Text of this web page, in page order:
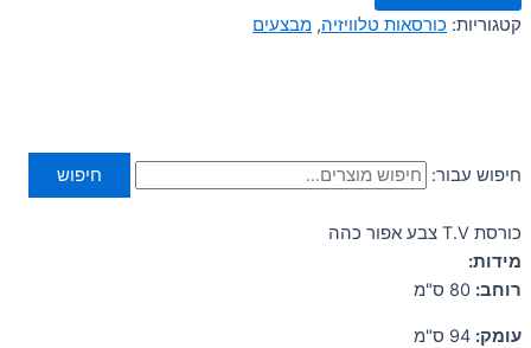
קטגוריות: כורסאות טלוויזיה, מבצעים
חיפוש עבור: חיפוש
כורסת T.V צבע אפור כהה
מידות:
רוחב:
עומק: